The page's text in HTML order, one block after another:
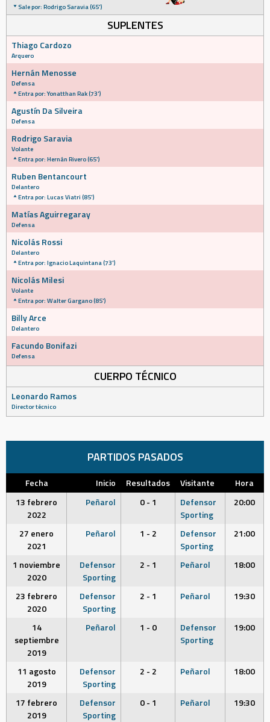
Sale por: Rodrigo Saravia (65')
SUPLENTES
Thiago Cardozo
Arquero
Hernán Menosse
Defensa
Entra por: Yonatthan Rak (73')
Agustín Da Silveira
Defensa
Rodrigo Saravia
Volante
Entra por: Hernán Rivero (65')
Ruben Bentancourt
Delantero
Entra por: Lucas Viatri (85')
Matías Aguirregaray
Defensa
Nicolás Rossi
Delantero
Entra por: Ignacio Laquintana (73')
Nicolás Milesi
Volante
Entra por: Walter Gargano (85')
Billy Arce
Delantero
Facundo Bonifazi
Defensa
CUERPO TÉCNICO
Leonardo Ramos
Director técnico
PARTIDOS PASADOS
Fecha Inicio Resultados Visitante
Hora
13 febrero
2022
Peñarol 0 - 1
Defensor
Sporting
20:00
27 enero
2021
Peñarol 1 - 2
Defensor
Sporting
21:00
1 noviembre
2020
Defensor
Sporting
2 - 1 Peñarol 18:00
23 febrero
2020
Defensor
Sporting
2 - 1 Peñarol 19:30
14
septiembre
2019
Peñarol 1 - 0
Defensor
Sporting
19:00
11 agosto
2019
Defensor
Sporting
2 - 2 Peñarol 18:00
17 febrero
2019
Defensor
Sporting
0 - 1 Peñarol 19:30